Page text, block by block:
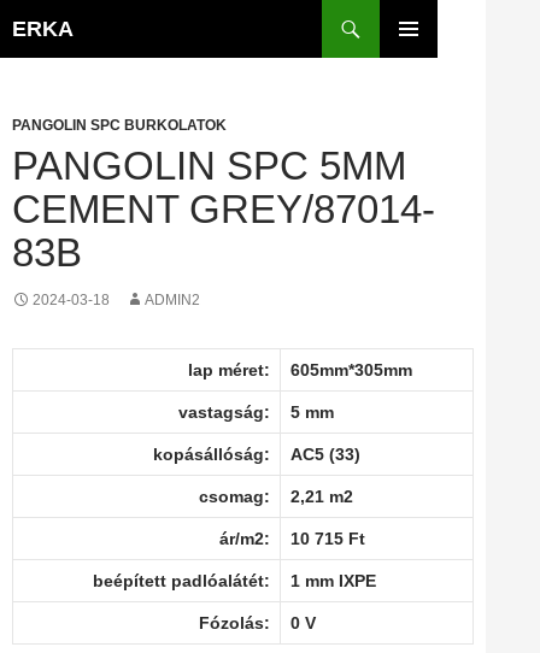
ERKA
PANGOLIN SPC BURKOLATOK
PANGOLIN SPC 5MM
CEMENT GREY/87014-
83B
2024-03-18 ADMIN2
lap méret: 605mm*305mm
vastagság: 5 mm
kopásállóság: AC5 (33)
csomag: 2,21 m2
ár/m2: 10 715 Ft
beépített padlóalátét: 1 mm IXPE
Fózolás: 0 V